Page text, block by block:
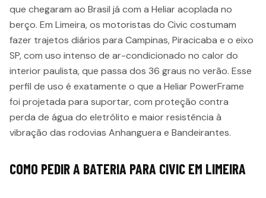
que chegaram ao Brasil já com a Heliar acoplada no
berço. Em Limeira, os motoristas do Civic costumam
fazer trajetos diários para Campinas, Piracicaba e o eixo
SP, com uso intenso de ar-condicionado no calor do
interior paulista, que passa dos 36 graus no verão. Esse
perfil de uso é exatamente o que a Heliar PowerFrame
foi projetada para suportar, com proteção contra
perda de água do eletrólito e maior resistência à
vibração das rodovias Anhanguera e Bandeirantes.
COMO PEDIR A BATERIA PARA CIVIC EM LIMEIRA